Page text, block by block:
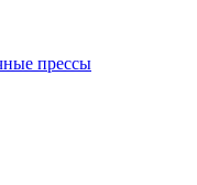
прессы